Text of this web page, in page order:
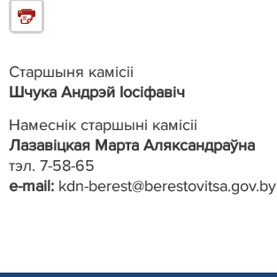
Старшыня камісіі
Шчука Андрэй Іосіфавіч
Намеснік старшыні камісіі
Лазавіцкая Марта Аляксандраўна
тэл. 7-58-65
e-mail: kdn-berest@berestovitsa.gov.by